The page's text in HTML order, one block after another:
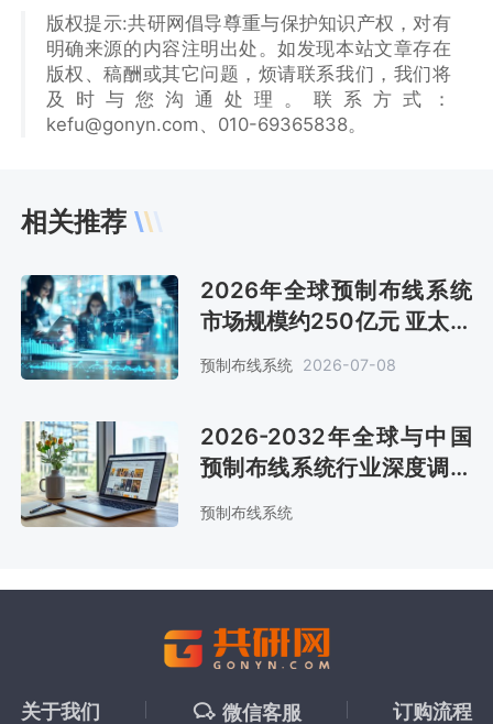
版权提示:共研网倡导尊重与保护知识产权，对有
明确来源的内容注明出处。如发现本站文章存在
版权、稿酬或其它问题，烦请联系我们，我们将
及时与您沟通处理。联系方式：
kefu@gonyn.com、010-69365838。
相关推荐
2026年全球预制布线系统
市场规模约250亿元 亚太地
区正展现更高的增长弹性
[图]
预制布线系统 2026-07-08
2026-2032年全球与中国
预制布线系统行业深度调查
与前景趋势报告
预制布线系统
关于我们 微信客服 订购流程